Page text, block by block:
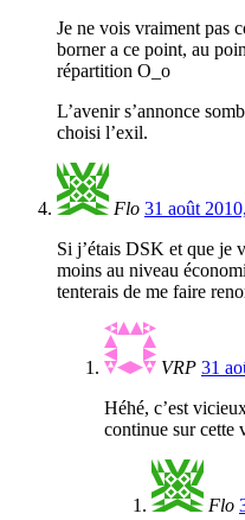
Je ne vois vraiment pas
borner a ce point, au
répartition O_o
L’avenir s’annonce
choisi l’exil.
Flo 31 août
Si j’étais DSK et que je
moins au niveau
tenterais de me faire
VRP 31
Héhé, c’est
continue sur cette
Flo